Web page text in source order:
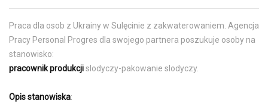
Praca dla osob z Ukrainy w Sulęcinie z zakwaterowaniem. Agencja
Pracy Personal Progres dla swojego partnera poszukuje osoby na
stanowisko:
pracownik produkcjislodyczy-pakowanie slodyczy.
Opis stanowiska: